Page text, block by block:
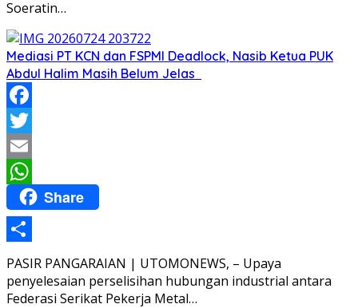
Soeratin…
Mediasi PT KCN dan FSPMI Deadlock, Nasib Ketua PUK
Abdul Halim Masih Belum Jelas
Facebook
Twitter
Email
WhatsApp
Share
Share
PASIR PANGARAIAN | UTOMONEWS, – Upaya
penyelesaian perselisihan hubungan industrial antara
Federasi Serikat Pekerja Metal…